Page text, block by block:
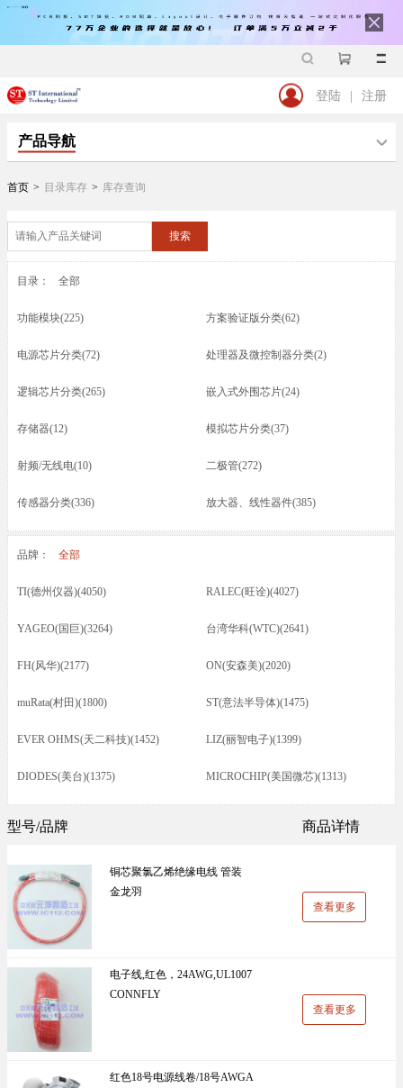
登陆 | 注册
产品导航
首页 > 目录库存 > 库存查询
搜索
目录： 全部
功能模块(225) 方案验证版分类(62)
电源芯片分类(72) 处理器及微控制器分类(2)
逻辑芯片分类(265) 嵌入式外围芯片(24)
存储器(12) 模拟芯片分类(37)
射频/无线电(10) 二极管(272)
传感器分类(336) 放大器、线性器件(385)
接口芯片分类(166) 驱动器(8)
万能板(14)
品牌： 全部
TI(德州仪器)(4050) RALEC(旺诠)(4027)
YAGEO(国巨)(3264) 台湾华科(WTC)(2641)
FH(风华)(2177) ON(安森美)(2020)
muRata(村田)(1800) ST(意法半导体)(1475)
EVER OHMS(天二科技)(1452) LIZ(丽智电子)(1399)
DIODES(美台)(1375) MICROCHIP(美国微芯)(1313)
UniOhm台湾厚声（授权代理）(983)
国产(926)
LINEAR(凌特)(728) AISHI(艾华集团)(668)
ST(先科)(660)
Infineon(英飞凌)(624)
型号/品牌 商品详情
铜芯聚氯乙烯绝缘电线 管装
金龙羽
查看更多
电子线,红色，24AWG,UL1007
CONNFLY
查看更多
红色18号电源线卷/18号AWGA